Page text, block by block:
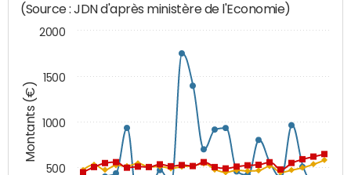
Montants (€)
(Source : JDN d'après ministère de l'Economie)
500
1000
1500
2000